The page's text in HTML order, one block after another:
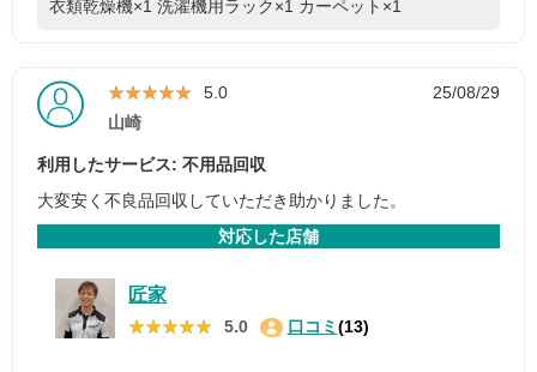
衣類乾燥機×1 洗濯機用ラック×1 カーペット×1
★★★★★
★★★★★ 5.0
25/08/29
山崎
利用したサービス: 不用品回収
大変安く不良品回収していただき助かりました。
対応した店舗
匠家
★★★★★
★★★★★ 5.0 口コミ (13)